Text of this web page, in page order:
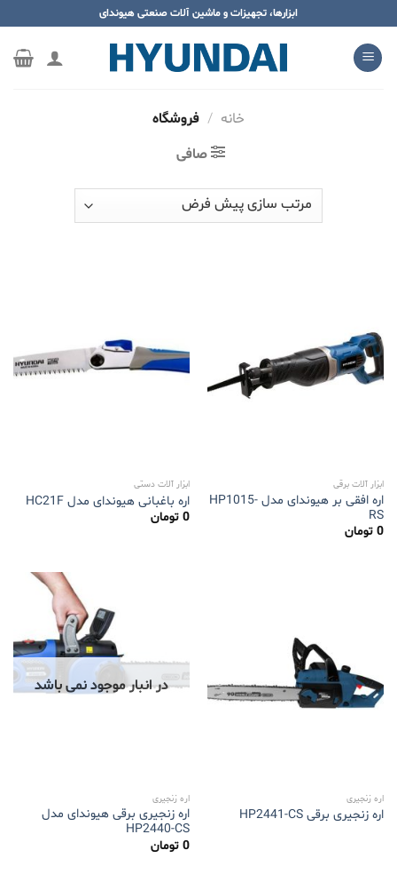
محتوا
بروید
ابزارها، تجهیزات و ماشین آلات صنعتی هیوندای
خانه / فروشگاه
صافی
ابزار آلات برقی
اره افقی بر هیوندای مدل HP1015-
RS
0 تومان
ابزار آلات دستی
اره باغبانی هیوندای مدل HC21F
0 تومان
اره زنجیری
اره زنجیری برقی HP2441-CS
در انبار موجود نمی باشد
اره زنجیری
اره زنجیری برقی هیوندای مدل
HP2440-CS
0 تومان